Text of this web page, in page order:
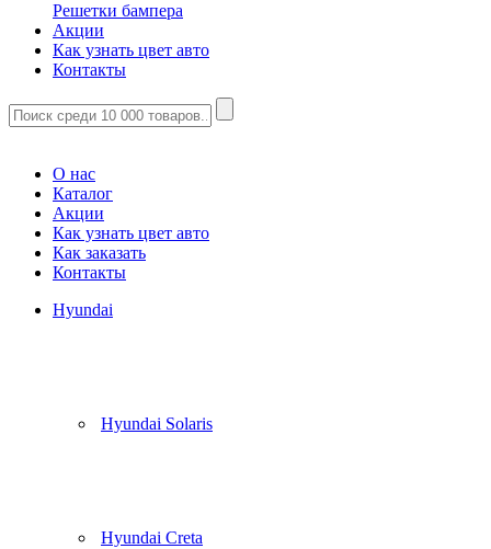
Решетки бампера
Акции
Как узнать цвет авто
Контакты
О нас
Каталог
Акции
Как узнать цвет авто
Как заказать
Контакты
Hyundai
Hyundai Solaris
Hyundai Creta